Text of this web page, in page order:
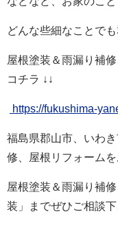
どんな些細なことで
屋根塗装＆雨漏り補
コチラ ↓↓
https://fukushima-
福島県郡山市、いわ
修、屋根リフォームを
屋根塗装＆雨漏り補
装」までぜひご相談下